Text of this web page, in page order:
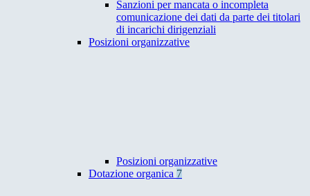
Sanzioni per mancata o incompleta
comunicazione dei dati da parte dei titolari
di incarichi dirigenziali
Posizioni organizzative
Posizioni organizzative
Dotazione organica 7